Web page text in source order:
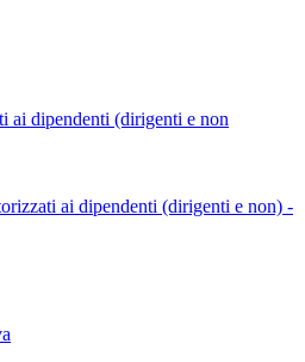
ai dipendenti (dirigenti e non
ai dipendenti (dirigenti e non) -